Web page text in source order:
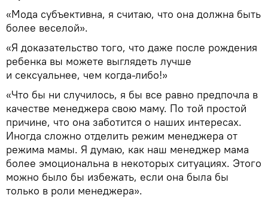
«Мода субъективна, я считаю, что она должна быть
более веселой».
«Я доказательство того, что даже после рождения
ребенка вы можете выглядеть лучше
и сексуальнее, чем когда-либо!»
«Что бы ни случилось, я бы все равно предпочла в
качестве менеджера свою маму. По той простой
причине, что она заботится о наших интересах.
Иногда сложно отделить режим менеджера от
режима мамы. Я думаю, как наш менеджер мама
более эмоциональна в некоторых ситуациях. Этого
можно было бы избежать, если она была бы
только в роли менеджера».